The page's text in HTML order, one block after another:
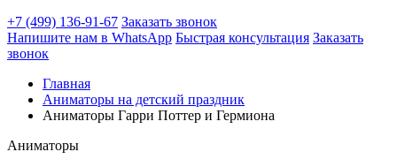
+7 (499) 136-91-67 Заказать звонок
Напишите нам в WhatsApp Быстрая консультация Заказать
звонок
Главная
Аниматоры на детский праздник
Аниматоры Гарри Поттер и Гермиона
Аниматоры